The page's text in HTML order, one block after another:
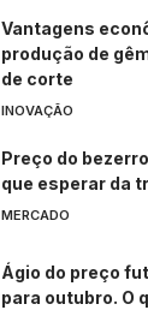
Vantagens
produção de
de corte
INOVAÇÃO
Preço do
que esperar da
MERCADO
Ágio do preço
para outubro. O